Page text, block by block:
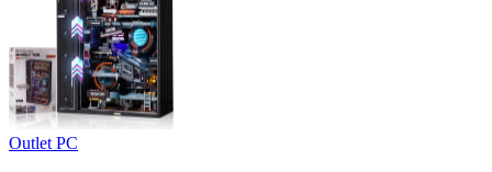
Outlet PC